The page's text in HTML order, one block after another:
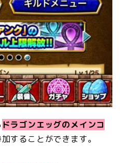
ドラゴンエッグのメインコ
することができます。